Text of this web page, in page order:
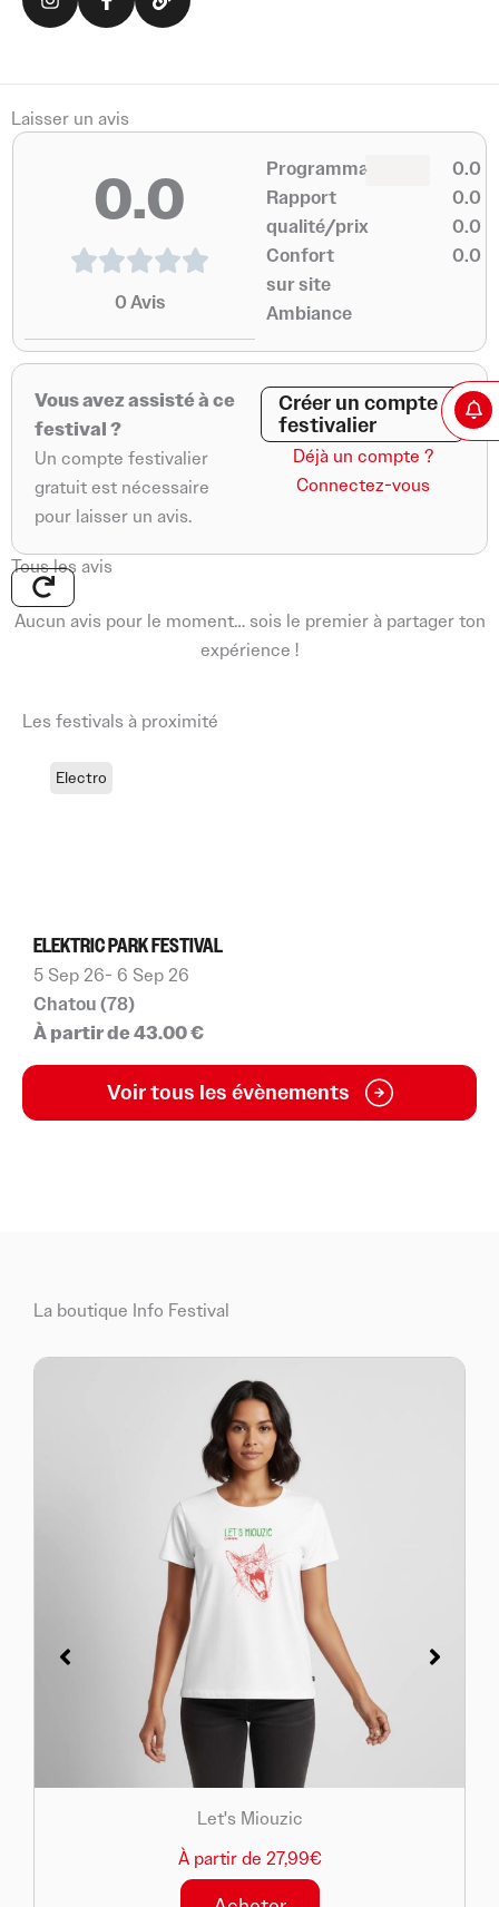
s
a
m
c
k
-
n
Laisser un avis
0.0
0Avis
Programmation
Rapport
qualité/prix
Confort
sur site
Ambiance
0
0
0
0.0
0.0
0.0
0.0
Vous avez assisté à ce
festival ?
Un compte festivalier
gratuit est nécessaire
pour laisser un avis.
Créer un compte
festivalier
Déjà un compte ?
Connectez-vous
Tous les avis
Aucun avis pour le moment… sois le premier à partager ton
expérience !
Les festivals à proximité
Electro
ELEKTRIC PARK FESTIVAL
5 Sep 26- 6 Sep 26
Chatou (78)
À partir de 43.00 €
Voir tous les évènements
La boutique Info Festival
Let's Miouzic
À partir de 27,99€